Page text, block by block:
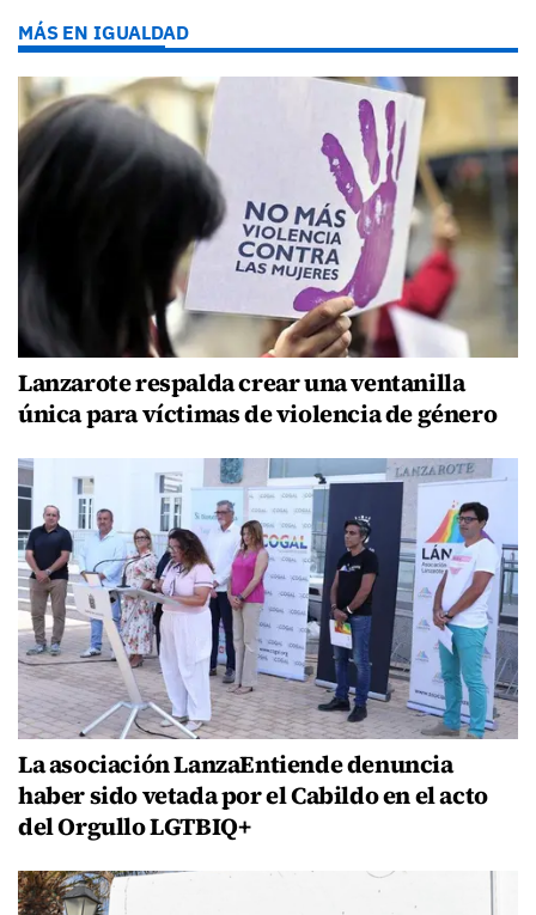
MÁS EN IGUALDAD
Lanzarote respalda crear una ventanilla
única para víctimas de violencia de género
La asociación LanzaEntiende denuncia
haber sido vetada por el Cabildo en el acto
del Orgullo LGTBIQ+